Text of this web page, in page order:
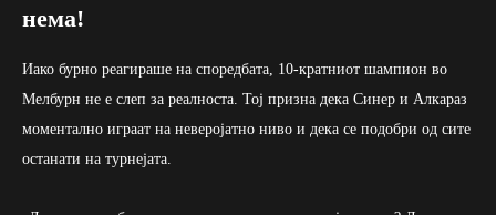
нема!
Иако бурно реагираше на споредбата, 10-кратниот шампион во
Мелбурн не е слеп за реалноста. Тој призна дека Синер и Алкараз
моментално играат на неверојатно ниво и дека се подобри од сите
останати на турнејата.